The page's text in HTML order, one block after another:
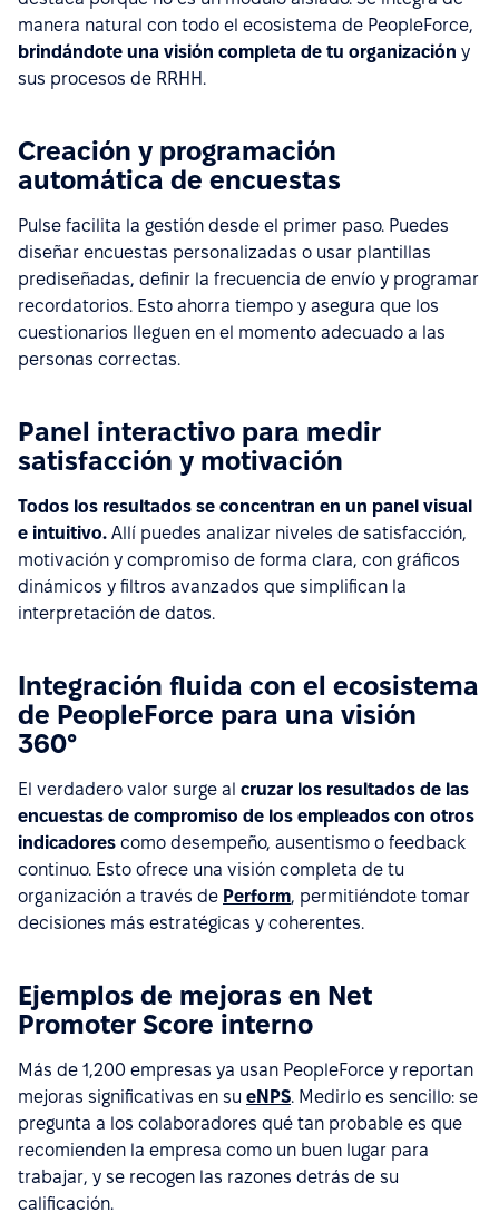
manera natural con todo el ecosistema de PeopleForce,
brindándote una visión completa de tu organización y
sus procesos de RRHH.
Creación y programación
automática de encuestas
Pulse facilita la gestión desde el primer paso. Puedes
diseñar encuestas personalizadas o usar plantillas
prediseñadas, definir la frecuencia de envío y programar
recordatorios. Esto ahorra tiempo y asegura que los
cuestionarios lleguen en el momento adecuado a las
personas correctas.
Panel interactivo para medir
satisfacción y motivación
Todos los resultados se concentran en un panel visual
e intuitivo. Allí puedes analizar niveles de satisfacción,
motivación y compromiso de forma clara, con gráficos
dinámicos y filtros avanzados que simplifican la
interpretación de datos.
Integración fluida con el ecosistema
de PeopleForce para una visión
360°
El verdadero valor surge al cruzar los resultados de las
encuestas de compromiso de los empleados con otros
indicadores como desempeño, ausentismo o feedback
continuo. Esto ofrece una visión completa de tu
organización a través de Perform, permitiéndote tomar
decisiones más estratégicas y coherentes.
Ejemplos de mejoras en Net
Promoter Score interno
Más de 1,200 empresas ya usan PeopleForce y reportan
mejoras significativas en su eNPS. Medirlo es sencillo: se
pregunta a los colaboradores qué tan probable es que
recomienden la empresa como un buen lugar para
trabajar, y se recogen las razones detrás de su
calificación.